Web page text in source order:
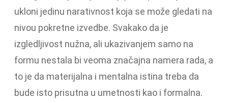
ukloni jedinu narativnost koja se može gledati na
nivou pokretne izvedbe. Svakako da je
izgledljivost nužna, ali ukazivanjem samo na
formu nestala bi veoma značajna namera rada, a
to je da materijalna i mentalna istina treba da
bude isto prisutna u umetnosti kao i formalna.